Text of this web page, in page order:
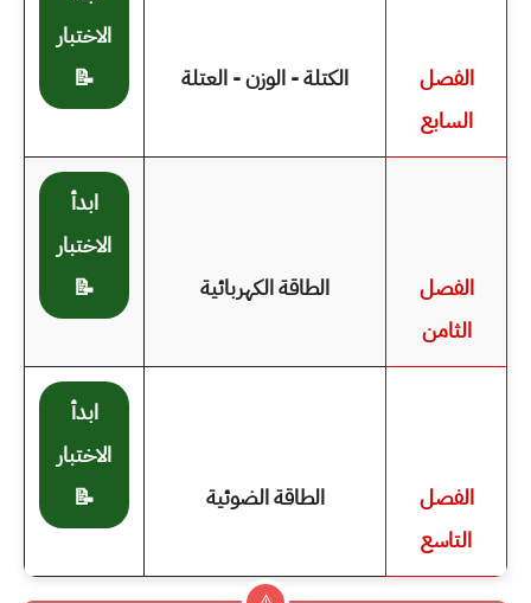
الفصل
السابع
الكتلة - الوزن - العتلة
الاختبار
📝
الفصل
الثامن
الطاقة الكهربائية
ابدأ
الاختبار
📝
الفصل
التاسع
الطاقة الضوئية
ابدأ
الاختبار
📝